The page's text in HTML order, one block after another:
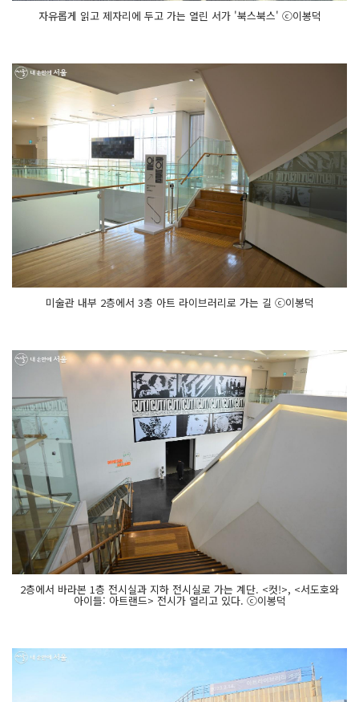
자유롭게 읽고 제자리에 두고 가는 열린 서가 '북스북스' ⓒ이봉덕
미술관 내부 2층에서 3층 아트 라이브러리로 가는 길 ⓒ이봉덕
2층에서 바라본 1층 전시실과 지하 전시실로 가는 계단. <컷!>, <서도호와
아이들: 아트랜드> 전시가 열리고 있다. ⓒ이봉덕